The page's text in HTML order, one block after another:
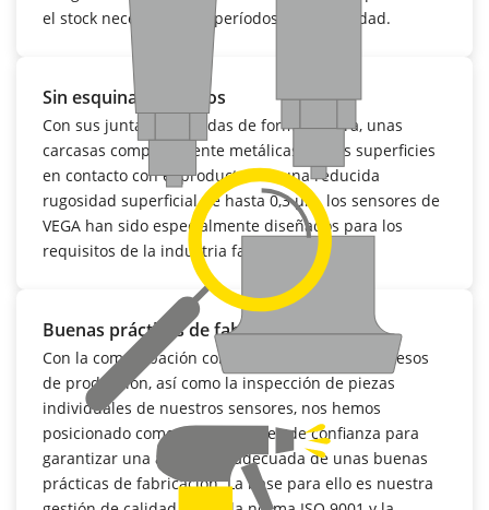
el stock necesario y los períodos de inactividad.
Sin esquinas ni cantos
Con sus juntas protegidas de forma segura, unas
carcasas completamente metálicas y unas superficies
en contacto con el producto con una reducida
rugosidad superficial de hasta 0,3 μm, los sensores de
VEGA han sido especialmente diseñados para los
requisitos de la industria farmacéutica.
Buenas prácticas de fabricación
Con la comprobación continua de todos los procesos
de producción, así como la inspección de piezas
individuales de nuestros sensores, nos hemos
posicionado como colaboradores de confianza para
garantizar una aplicación adecuada de unas buenas
prácticas de fabricación. La base para ello es nuestra